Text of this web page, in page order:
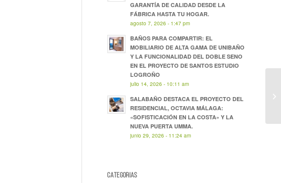
GARANTÍA DE CALIDAD DESDE LA
FÁBRICA HASTA TU HOGAR.
agosto 7, 2026 - 1:47 pm
BAÑOS PARA COMPARTIR: EL
MOBILIARIO DE ALTA GAMA DE UNIBAÑO
Y LA FUNCIONALIDAD DEL DOBLE SENO
EN EL PROYECTO DE SANTOS ESTUDIO
LOGROÑO
julio 14, 2026 - 10:11 am
SALABAÑO DESTACA EL PROYECTO DEL
RESIDENCIAL, OCTAVIA MÁLAGA:
«SOFISTICACIÓN EN LA COSTA» Y LA
NUEVA PUERTA UMMA.
junio 29, 2026 - 11:24 am
CATEGORIAS